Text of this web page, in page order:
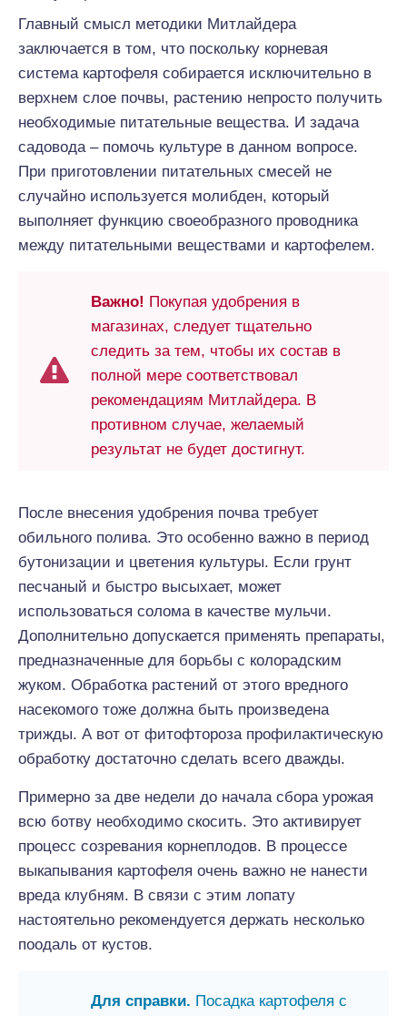
Главный смысл методики Митлайдера
заключается в том, что поскольку корневая
система картофеля собирается исключительно в
верхнем слое почвы, растению непросто получить
необходимые питательные вещества. И задача
садовода – помочь культуре в данном вопросе.
При приготовлении питательных смесей не
случайно используется молибден, который
выполняет функцию своеобразного проводника
между питательными веществами и картофелем.
Важно! Покупая удобрения в
магазинах, следует тщательно
следить за тем, чтобы их состав в
полной мере соответствовал
рекомендациям Митлайдера. В
противном случае, желаемый
результат не будет достигнут.
После внесения удобрения почва требует
обильного полива. Это особенно важно в период
бутонизации и цветения культуры. Если грунт
песчаный и быстро высыхает, может
использоваться солома в качестве мульчи.
Дополнительно допускается применять препараты,
предназначенные для борьбы с колорадским
жуком. Обработка растений от этого вредного
насекомого тоже должна быть произведена
трижды. А вот от фитофтороза профилактическую
обработку достаточно сделать всего дважды.
Примерно за две недели до начала сбора урожая
всю ботву необходимо скосить. Это активирует
процесс созревания корнеплодов. В процессе
выкапывания картофеля очень важно не нанести
вреда клубням. В связи с этим лопату
настоятельно рекомендуется держать несколько
поодаль от кустов.
Для справки. Посадка картофеля с